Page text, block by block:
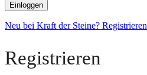
Einloggen
Neu bei Kraft der Steine? Registrieren
Registrieren